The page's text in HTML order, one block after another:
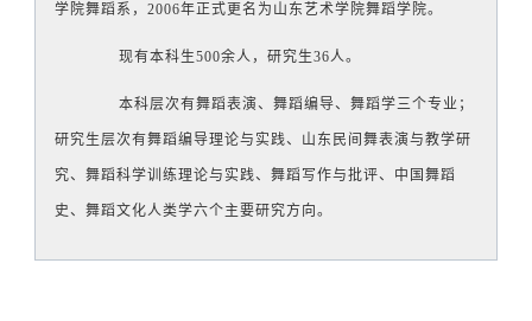
学院舞蹈系，2006年正式更名为山东艺术学院舞蹈学院。
现有本科生500余人，研究生36人。
本科层次有舞蹈表演、舞蹈编导、舞蹈学三个专业；
研究生层次有舞蹈编导理论与实践、山东民间舞表演与教学研
究、舞蹈科学训练理论与实践、舞蹈写作与批评、中国舞蹈
史、舞蹈文化人类学六个主要研究方向。